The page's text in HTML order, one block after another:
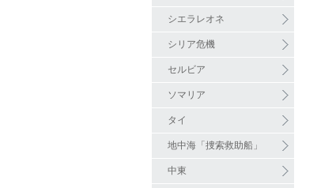
シエラレオネ
シリア危機
セルビア
ソマリア
タイ
地中海「捜索救助船」
中東